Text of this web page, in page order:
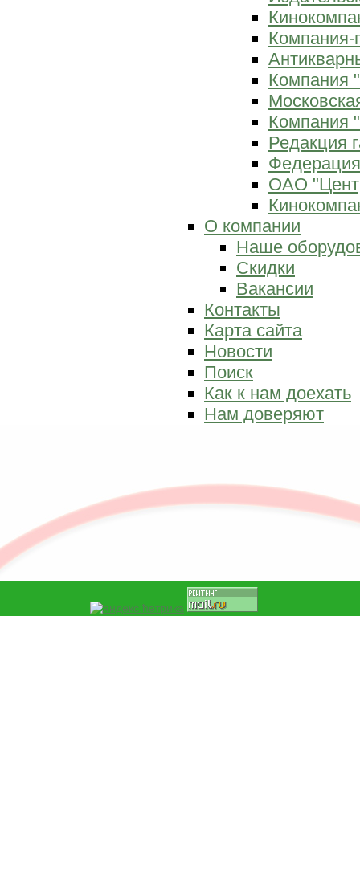
Компания-
Компания
Компания
Редакция
ОАО
О компании
Наше
Скидки
Вакансии
Контакты
Карта сайта
Новости
Поиск
Как к нам доехать
Нам доверяют